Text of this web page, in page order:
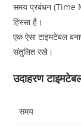
समय प्रबंधन (Time
हिस्सा है।
एक ऐसा टाइमटेबल
संतुलित रखे।
उदाहरण
समय